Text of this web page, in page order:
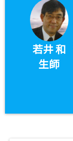
若井 和
生師